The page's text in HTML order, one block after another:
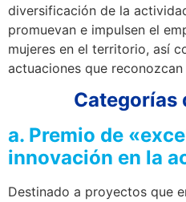
diversificación de la
promuevan e impulsen el
mujeres en el territorio, así
actuaciones que
Categorías
a. Premio de
innovación en la
Destinado a proyectos que